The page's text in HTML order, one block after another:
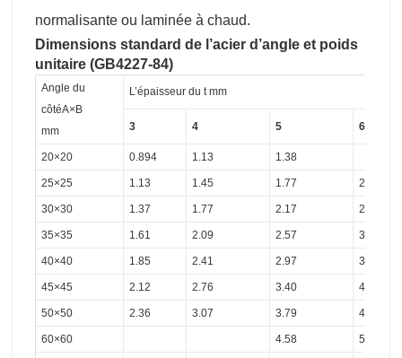
normalisante ou laminée à chaud.
Dimensions standard de l’acier d’angle et poids
unitaire (GB4227-84)
Angle du
côtéA×B
mm
L’épaisseur du t mm
3 4 5 6
20×20 0.894 1.13 1.38
25×25 1.13 1.45 1.77 2.06
30×30 1.37 1.77 2.17 2.53
35×35 1.61 2.09 2.57 3.01
40×40 1.85 2.41 2.97 3.49
45×45 2.12 2.76 3.40 4.00
50×50 2.36 3.07 3.79 4.46
60×60 4.58 5.42